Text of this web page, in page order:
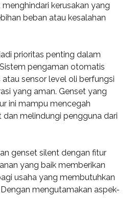
kerusakan yang
beban atau kesalahan
prioritas penting dalam
pengaman otomatis
sensor level oli berfungsi
yang aman. Genset yang
ini mampu mencegah
dan melindungi pengguna dari
genset silent dengan fitur
yang baik memberikan
usaha yang membutuhkan
mengutamakan aspek-